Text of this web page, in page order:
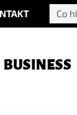
BUSINESS